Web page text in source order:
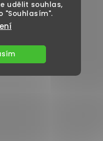
udělit souhlas,
"Souhlasím".